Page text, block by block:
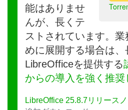
能はありませ
んが、長くテ
ストされています。
めに展開する場合は
LibreOfficeを提供する
からの導入を強く推奨
LibreOffice 25.8.7リリースノ